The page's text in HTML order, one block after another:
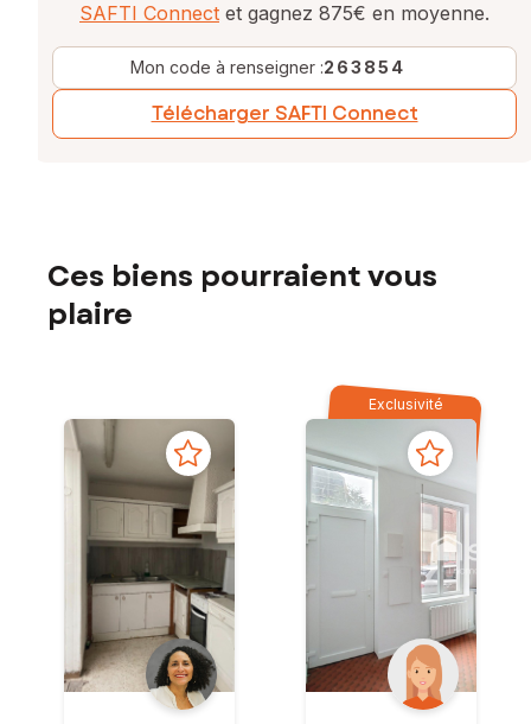
SAFTI Connect et gagnez 875€ en moyenne.
Mon code à renseigner :263854
Télécharger SAFTI Connect
Ces biens pourraient vous
plaire
Exclusivité